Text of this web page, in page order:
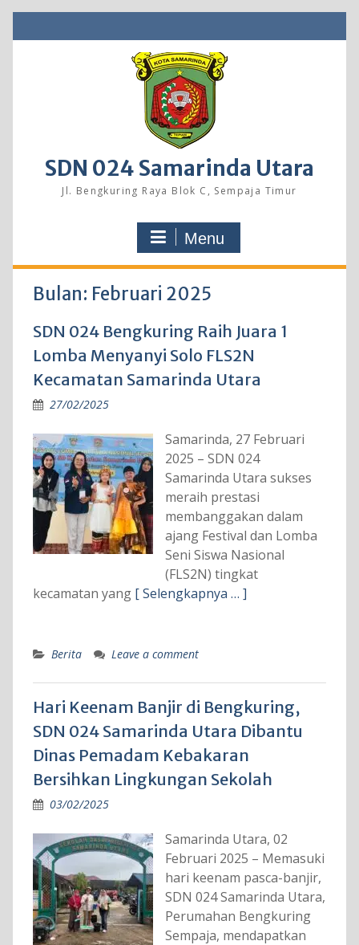
to
SDN 024 Samarinda Utara
Jl. Bengkuring Raya Blok C, Sempaja Timur
Menu
Bulan: Februari 2025
SDN 024 Bengkuring Raih Juara 1
Lomba Menyanyi Solo FLS2N
Kecamatan Samarinda Utara
27/02/2025
Samarinda, 27 Februari
2025 – SDN 024
Samarinda Utara sukses
meraih prestasi
membanggakan dalam
ajang Festival dan Lomba
Seni Siswa Nasional
(FLS2N) tingkat
kecamatan yang [ Selengkapnya … ]
Berita Leave a comment
Hari Keenam Banjir di Bengkuring,
SDN 024 Samarinda Utara Dibantu
Dinas Pemadam Kebakaran
Bersihkan Lingkungan Sekolah
03/02/2025
Samarinda Utara, 02
Februari 2025 – Memasuki
hari keenam pasca-banjir,
SDN 024 Samarinda Utara,
Perumahan Bengkuring
Sempaja, mendapatkan